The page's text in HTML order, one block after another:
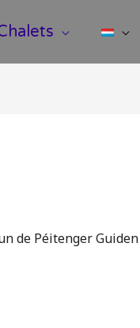
de Péitenger Guiden